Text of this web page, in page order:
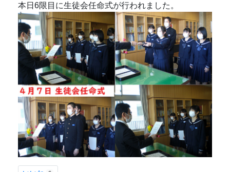
本日6限目に生徒会任命式が行われました。